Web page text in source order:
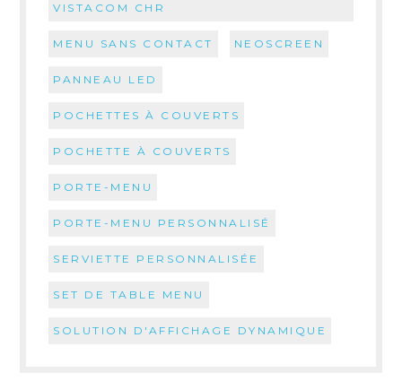
VISTACOM CHR
MENU SANS CONTACT NEOSCREEN
PANNEAU LED
POCHETTES À COUVERTS
POCHETTE À COUVERTS
PORTE-MENU
PORTE-MENU PERSONNALISÉ
SERVIETTE PERSONNALISÉE
SET DE TABLE MENU
SOLUTION D'AFFICHAGE DYNAMIQUE